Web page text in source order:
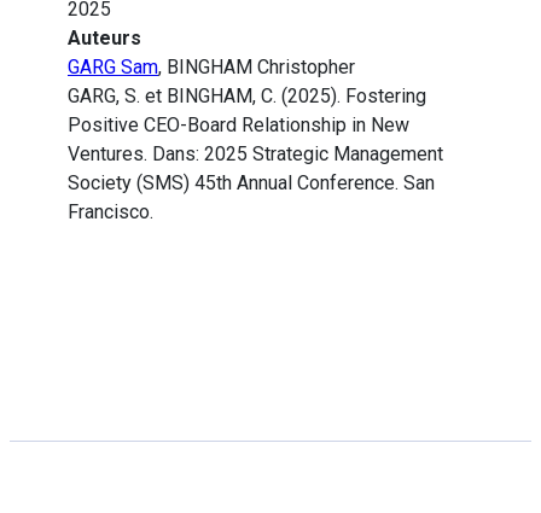
2025
Auteurs
GARG Sam, BINGHAM Christopher
GARG, S. et BINGHAM, C. (2025). Fostering
Positive CEO-Board Relationship in New
Ventures. Dans: 2025 Strategic Management
Society (SMS) 45th Annual Conference. San
Francisco.